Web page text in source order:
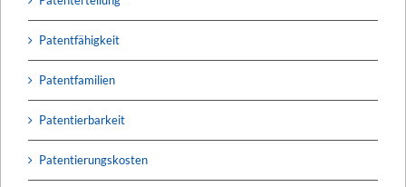
Patentfähigkeit
Patentfamilien
Patentierbarkeit
Patentierungskosten